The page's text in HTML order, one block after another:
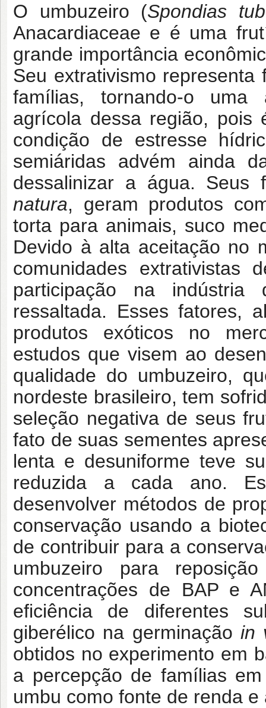
O umbuzeiro (Spondias
Anacardiaceae e é uma
grande importância
Seu extrativismo
famílias, tornando-o uma
agrícola dessa região, pois
condição de estresse
semiáridas advém ainda
dessalinizar a água.
natura, geram produtos
torta para animais, suco
Devido à alta aceitação no
comunidades extrativistas
participação na indústria
ressaltada. Esses fatores,
produtos exóticos no
estudos que visem ao
qualidade do umbuzeiro,
nordeste brasileiro, tem
seleção negativa de seus
fato de suas sementes
lenta e desuniforme teve
reduzida a cada ano.
desenvolver métodos de
conservação usando a
de contribuir para a
umbuzeiro para
concentrações de BAP e
eficiência de diferentes
giberélico na germinação in
obtidos no experimento em
a percepção de famílias
umbu como fonte de renda e